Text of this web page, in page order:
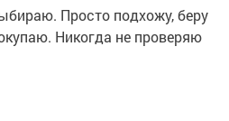
Просто подхожу, беру
Никогда не проверяю